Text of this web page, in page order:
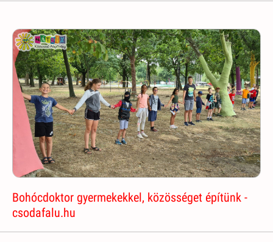
Bohócdoktor gyermekekkel, közösséget építünk -
csodafalu.hu